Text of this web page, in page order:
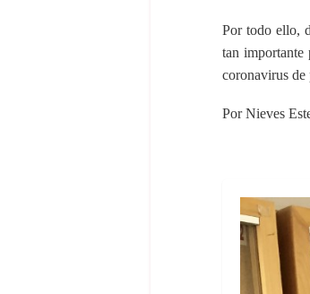
Por todo ello,
tan importante
coronavirus de
Por Nieves